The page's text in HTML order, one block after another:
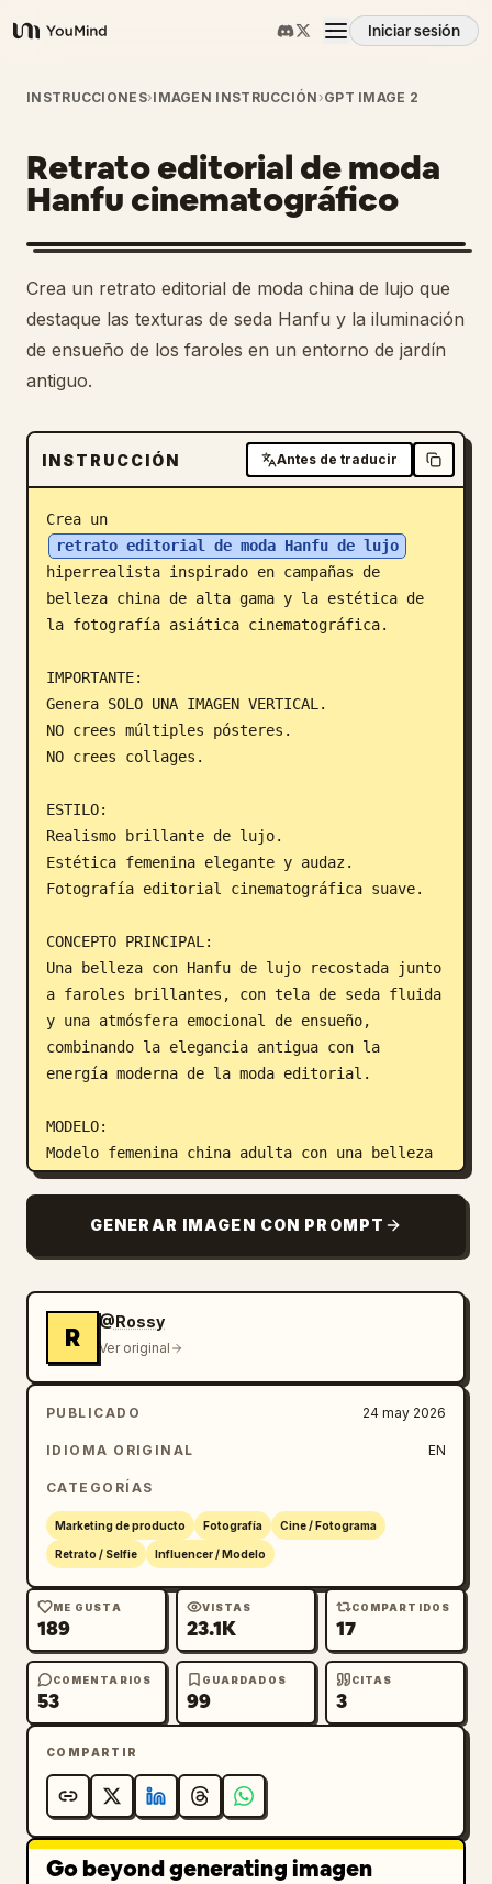
YouMind
Iniciar sesión
Resumen
Casos de uso
Habilidades
Prompts
Precios
Descargar
Blog
Actualizaciones
INSTRUCCIONES›IMAGEN INSTRUCCIÓN ›GPT IMAGE 2
Retrato editorial de moda
Hanfu cinematográfico
Crea un retrato editorial de moda china de lujo que
destaque las texturas de seda Hanfu y la iluminación
de ensueño de los faroles en un entorno de jardín
antiguo.
INSTRUCCIÓN Antes de traducir
Crea un
retrato editorial de moda Hanfu de lujo
hiperrealista inspirado en campañas de
belleza china de alta gama y la estética de
la fotografía asiática cinematográfica.
IMPORTANTE:
Genera SOLO UNA IMAGEN VERTICAL.
NO crees múltiples pósteres.
NO crees collages.
ESTILO:
Realismo brillante de lujo.
Estética femenina elegante y audaz.
Fotografía editorial cinematográfica suave.
CONCEPTO PRINCIPAL:
Una belleza con Hanfu de lujo recostada junto
a faroles brillantes, con tela de seda fluida
y una atmósfera emocional de ensueño,
combinando la elegancia antigua con la
energía moderna de la moda editorial.
MODELO:
Modelo femenina china adulta con una belleza
madura y sofisticada.
Maquillaje emocional de lujo.
Expresión cinematográfica elegante.
Dorado champaña
pliegues de seda profundos,
bordados de lujo,
tela suave y reflectante,
movimiento fluido de mangas,
ESTRUCTURA VISUAL:
- composición cinematográfica recostada
- pliegues de seda elegantes
- encuadre editorial de ensueño
- profundidad atmosférica de lujo
- equilibrio de composición cinematográfica
jardín de faroles
brillo cálido de faroles,
atmósfera de niebla suave,
pétalos flotantes,
GENERAR IMAGEN CON PROMPT
R
@Rossy
Ver original
PUBLICADO 24 may 2026
IDIOMA ORIGINAL EN
CATEGORÍAS
Marketing de producto Fotografía Cine / Fotograma
Retrato / Selfie Influencer / Modelo
ME GUSTA
189
VISTAS
23.1K
COMPARTIDOS
17
COMENTARIOS
53
GUARDADOS
99
CITAS
3
COMPARTIR
Go beyond generating imagen